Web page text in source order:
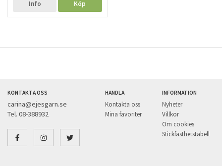
Info Köp
KONTAKTA OSS
carina@ejesgarn.se
Tel. 08-388932
HANDLA
Kontakta oss
Mina favoriter
INFORMATION
Nyheter
Villkor
Om cookies
Stickfasthetstabell